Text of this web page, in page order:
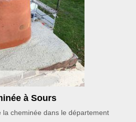
à Sours
la cheminée dans le département